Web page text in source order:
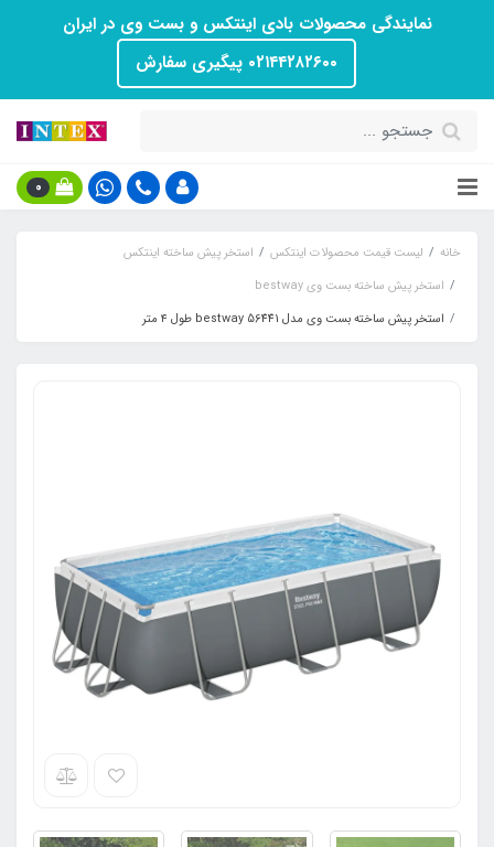
نمایندگی محصولات بادی اینتکس و بست وی در ایران
۰۲۱۴۴۲۸۲۶۰۰ پیگیری سفارش
0
خانه لیست قیمت محصولات اینتکس
استخر پیش ساخته اینتکس
استخر پیش ساخته بست وی bestway
استخر پیش ساخته بست وی مدل bestway 56441 طول ۴ متر